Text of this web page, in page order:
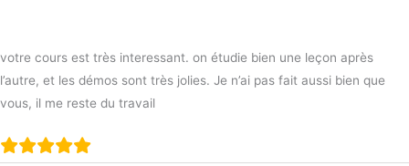
votre cours est très interessant. on étudie bien une leçon après
l’autre, et les démos sont très jolies. Je n’ai pas fait aussi bien que
vous, il me reste du travail